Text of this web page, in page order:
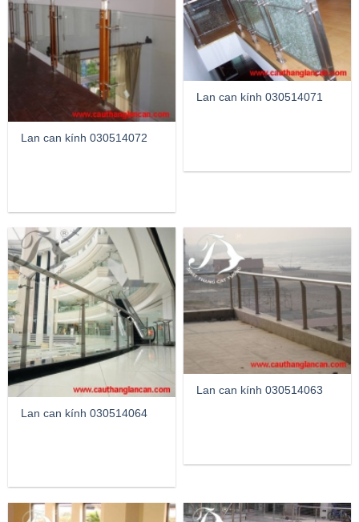
Lan can kính 030514072
Lan can kính 030514071
Lan can kính 030514064
Lan can kính 030514063